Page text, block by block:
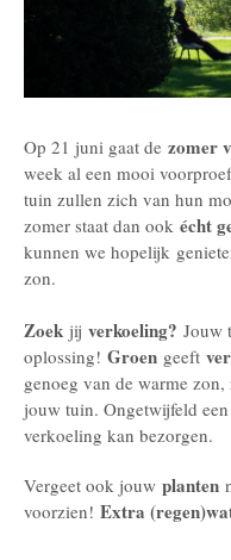
Op 21 juni gaat de zomer
week al een mooi
tuin zullen zich van hun
zomer staat dan ook écht
kunnen we hopelijk
zon.
Zoek jij verkoeling? Jouw
oplossing! Groen geeft
genoeg van de warme zon,
jouw tuin. Ongetwijfeld een
verkoeling kan bezorgen.
Vergeet ook jouw planten
voorzien! Extra